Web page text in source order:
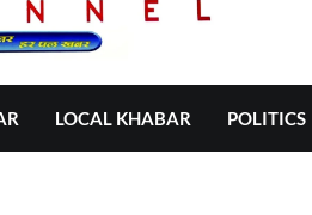
LOCAL KHABAR POLITICS